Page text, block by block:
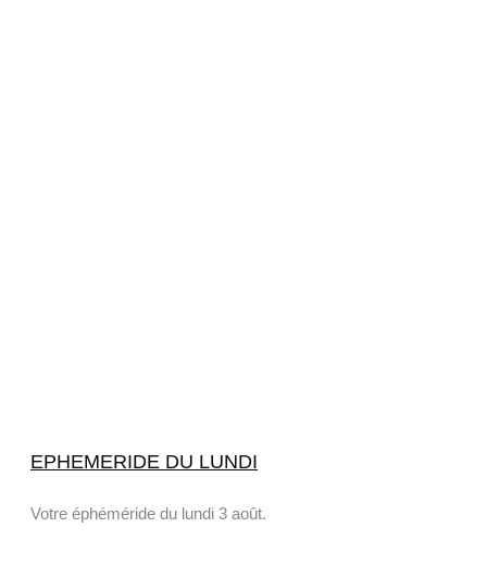
EPHEMERIDE DU LUNDI
Votre éphéméride du lundi 3 août.